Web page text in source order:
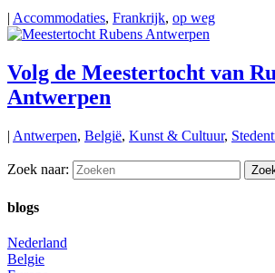
Accommodaties, Frankrijk, op weg
Volg de Meestertocht van
Antwerpen
| Antwerpen, België, Kunst & Cultuur,
Zoek naar:
blogs
Nederland
Belgie